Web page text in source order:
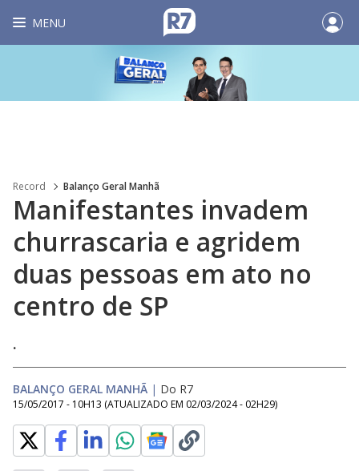
MENU
Record Balanço Geral Manhã
Manifestantes invadem
churrascaria e agridem
duas pessoas em ato no
centro de SP
.
BALANÇO GERAL MANHÃ | Do R7
15/05/2017 - 10H13 (ATUALIZADO EM 02/03/2024 - 02H29)